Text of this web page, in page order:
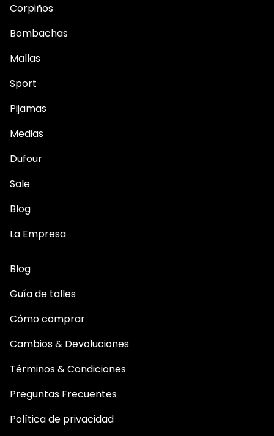
Corpiños
Bombachas
Mallas
Sport
Pijamas
Medias
Dufour
Sale
Blog
La Empresa
Blog
Guía de talles
Cómo comprar
Cambios & Devoluciones
Términos & Condiciones
Preguntas Frecuentes
Política de privacidad